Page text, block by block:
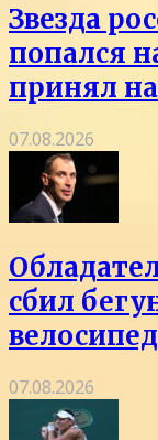
Звезда
попался
принял
07.08.2026
сбил
07.08.2026